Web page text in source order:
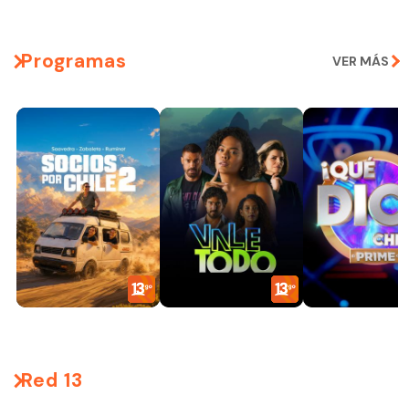
Programas VER MÁS
Red 13